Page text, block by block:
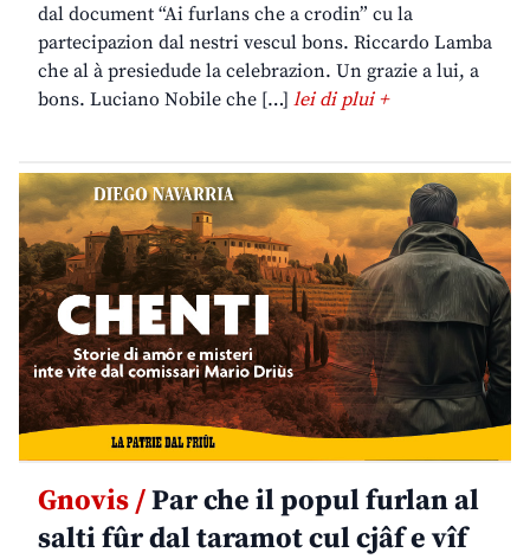
dal document “Ai furlans che a crodin” cu la
partecipazion dal nestri vescul bons. Riccardo Lamba
che al à presiedude la celebrazion. Un grazie a lui, a
bons. Luciano Nobile che […] lei di plui +
Gnovis /Par che il popul furlan al
salti fûr dal taramot cul cjâf e vîf